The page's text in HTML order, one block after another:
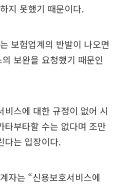
지 못했기 때문이다.
보험업계의 반발이 나오면
보완을 요청했기 때문인
비스에 대한 규정이 없어 시
타부타할 수는 없다며 조만
다는 입장이다.
자는 “신용보호서비스에